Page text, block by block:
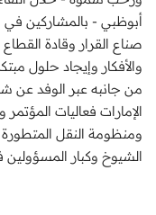
أبوظبي - بالمشاركين
صناع القرار وقادة القطاع
والأفكار وإيجاد حلول
من جانبه عبر الوفد عن
الإمارات فعاليات
ومنظومة النقل
الشيوخ وكبار المسؤولين